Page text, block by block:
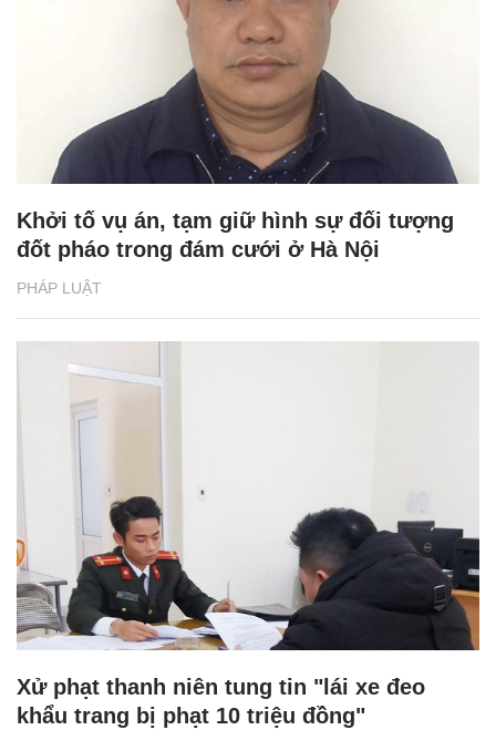
PHÁP LUẬT
Khởi tố vụ án, tạm giữ hình sự đối tượng
đốt pháo trong đám cưới ở Hà Nội
Xử phạt thanh niên tung tin "lái xe đeo
khẩu trang bị phạt 10 triệu đồng"